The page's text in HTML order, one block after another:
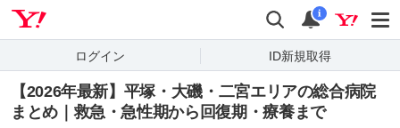
検索 通知
i
ログイン ID新規取得
【2026年最新】平塚・大磯・二宮エリアの総合病院
まとめ｜救急・急性期から回復期・療養まで